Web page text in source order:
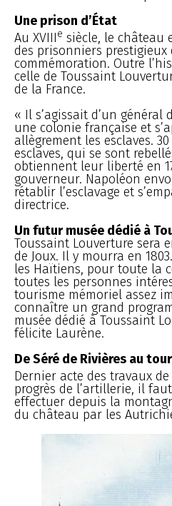
Une prison d’État
Au XVIIIe siècle, le château
des prisonniers
commémoration. Outre
celle de Toussaint
de la France.
« Il s’agissait d’un
une colonie française et
allègrement les esclaves.
esclaves, qui se sont
obtiennent leur liberté en
gouverneur. Napoléon
rétablir l’esclavage et
directrice.
Un futur musée dédié à
Toussaint Louverture sera
de Joux. Il y mourra en
les Haïtiens, pour toute la
toutes les personnes
tourisme mémoriel assez
connaître un grand
musée dédié à Toussaint
félicite Laurène.
De Séré de Rivières au
Dernier acte des travaux
progrès de l’artillerie, il
effectuer depuis la
du château par les